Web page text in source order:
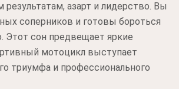
азарт и лидерство. Вы
соперников и готовы бороться
Этот сон предвещает яркие
мотоцикл выступает
триумфа и профессионального